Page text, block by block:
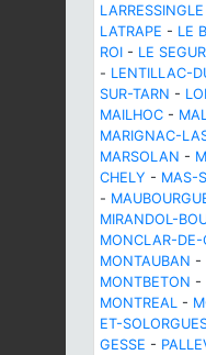
LARRESSINGLE
LATRAPE - LE
ROI - LE SEGUR
- LENTILLAC-
SUR-TARN -
MAILHOC -
MARIGNAC-
MARSOLAN -
CHELY - MAS-
-
MIRANDOL-
MONCLAR-DE-
MONTAUBAN -
MONTBETON -
MONTREAL -
ET-
GESSE -